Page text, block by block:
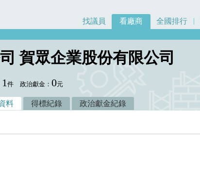
找議員 看廠商 全國排行
賀眾企業股份有限公司
1件 政治獻金：0元
料 得標紀錄 政治獻金紀錄